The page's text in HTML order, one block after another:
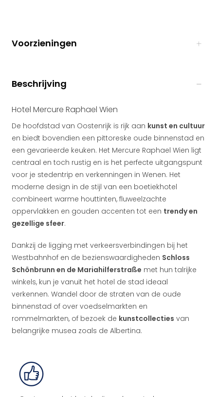
Voorzieningen
Beschrijving
Hotel Mercure Raphael Wien
De hoofdstad van Oostenrijk is rijk aan kunst en cultuur
en biedt bovendien een pittoreske oude binnenstad en
een gevarieerde keuken. Het Mercure Raphael Wien ligt
centraal en toch rustig en is het perfecte uitgangspunt
voor je stedentrip en verkenningen in Wenen. Het
moderne design in de stijl van een boetiekhotel
combineert warme houttinten, fluweelzachte
oppervlakken en gouden accenten tot een trendy en
gezellige sfeer.
Dankzij de ligging met verkeersverbindingen bij het
Westbahnhof en de bezienswaardigheden Schloss
Schönbrunn en de Mariahilferstraße met hun talrijke
winkels, kun je vanuit het hotel de stad ideaal
verkennen. Wandel door de straten van de oude
binnenstad of over voedselmarkten en
rommelmarkten, of bezoek de kunstcollecties van
belangrijke musea zoals de Albertina.